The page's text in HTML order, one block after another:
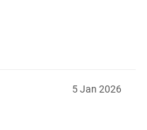
5Jan 2026